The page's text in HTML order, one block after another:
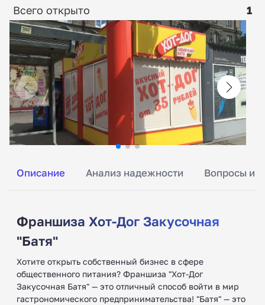
Описание Анализ надежности Вопросы и
Франшиза Хот-Дог Закусочная
"Батя"
Хотите открыть собственный бизнес в сфере
общественного питания? Франшиза "Хот-Дог
Закусочная Батя" — это отличный способ войти в мир
гастрономического предпринимательства! "Батя" — это
Всего открыто
1